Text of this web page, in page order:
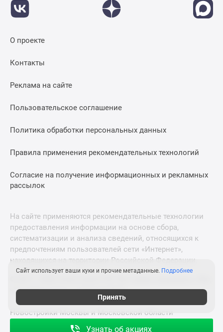
Узнать об акциях
О проекте
Контакты
Реклама на сайте
Пользовательское соглашение
Политика обработки персональных данных
Правила применения рекомендательных технологий
Согласие на получение информационных и рекламных
рассылок
На сайте применяются рекомендательные технологии
предоставления информации на основе сбора,
систематизации и анализа сведений, относящихся к
предпочтениям пользователей сети «Интернет»,
находящихся на территории Российской Федерации.
что нужно знать о новостройках
Новостройки Москвы и Московской области
Сайт использует ваши куки и прочие метаданные. Подробнее
Принять